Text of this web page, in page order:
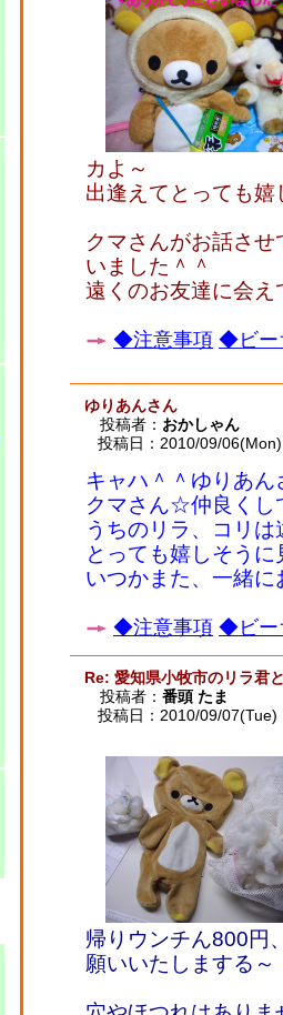
カよ～
出逢えてとっても
クマさんがお話さ
いました＾＾
遠くのお友達に会え
◆注意事項 ◆ビー
ゆりあんさん
投稿者： おかしゃん
投稿日：2010/09/
キャハ＾＾ゆりあ
クマさん☆仲良くし
うちのリラ、コリ
とっても嬉しそう
いつかまた、一緒
◆注意事項 ◆ビー
Re: 愛知県小牧市のリラ君
投稿者： 番頭 たま
投稿日：2010/09/
帰りウンチん800円
願いいたしまする～